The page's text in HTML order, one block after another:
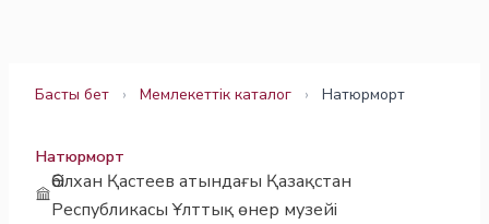
Басты бет › Мемлекеттік каталог › Натюрморт
Натюрморт
Әбілхан Қастеев атындағы Қазақстан
Республикасы Ұлттық өнер музейі